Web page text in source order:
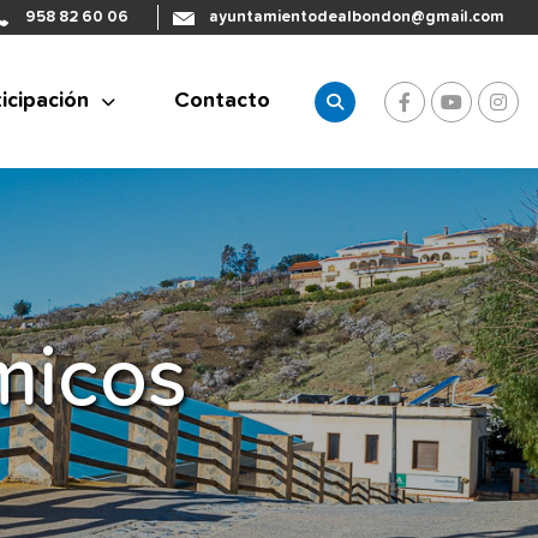
958 82 60 06 ayuntamientodealbondon@gmail.com
Contacto